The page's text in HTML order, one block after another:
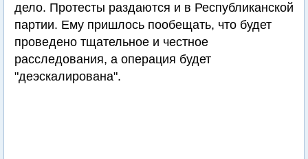
дело. Протесты раздаются и в Республиканской
партии. Ему пришлось пообещать, что будет
проведено тщательное и честное
расследования, а операция будет
"деэскалирована".